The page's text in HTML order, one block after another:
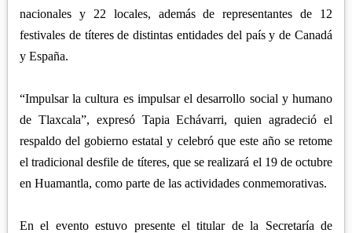
nacionales y 22 locales, además de representantes de 12
festivales de títeres de distintas entidades del país y de Canadá
y España.
“Impulsar la cultura es impulsar el desarrollo social y humano
de Tlaxcala”, expresó Tapia Echávarri, quien agradeció el
respaldo del gobierno estatal y celebró que este año se retome
el tradicional desfile de títeres, que se realizará el 19 de octubre
en Huamantla, como parte de las actividades conmemorativas.
En el evento estuvo presente el titular de la Secretaría de